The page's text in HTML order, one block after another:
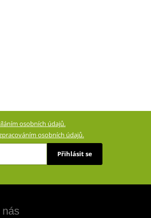
osobních údajů.
osobních údajů.
Přihlásit se